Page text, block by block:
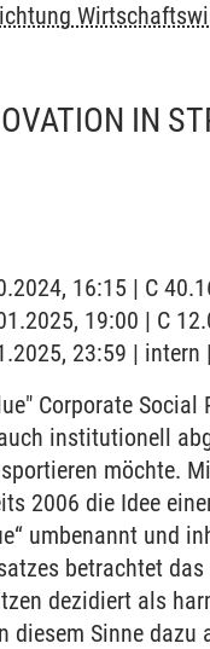
IN
16:15 | C
19:00 | C
23:59 |
Corporate
institutionell
möchte.
2006 die Idee
umbenannt und
betrachtet
dezidiert als
diesem Sinne